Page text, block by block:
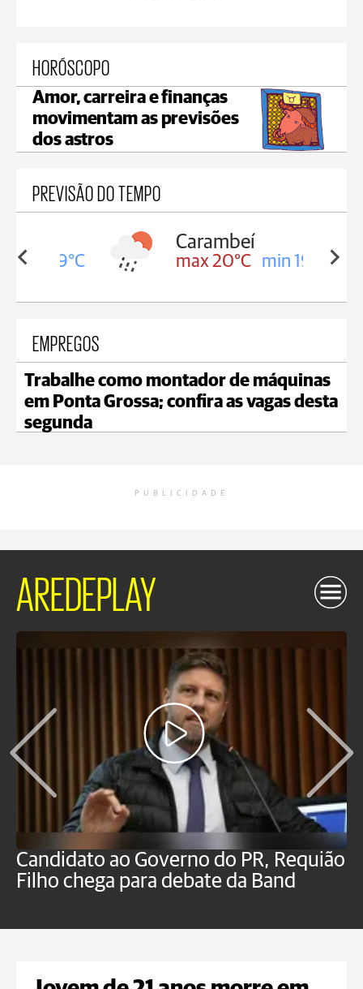
HORÓSCOPO
Amor, carreira e finanças
movimentam as previsões
dos astros
PREVISÃO DO TEMPO
19°C
Carambeí
max 20°C min 19°C
EMPREGOS
Trabalhe como montador de máquinas
em Ponta Grossa; confira as vagas desta
segunda
PUBLICIDADE
AREDEPLAY
Candidato ao Governo do PR, Requião
Filho chega para debate da Band